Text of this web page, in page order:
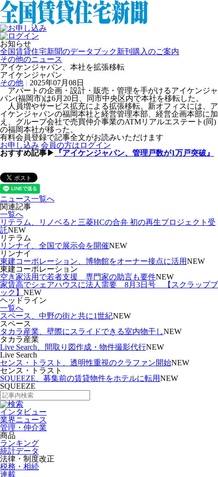
お知らせ
全国賃貸住宅新聞のデータブック新刊購入のご案内
その他のニュース
アイケンジャパン、本社を拡張移転
アイケンジャパン
その他 | 2025年07月08日
アパートの企画・設計・販売・管理を手がけるアイケンジャ
パン(福岡市)は6月20日、同市中央区内で本社を移転した。
人員増やサービス拡充による拡張移転。新オフィスには、ア
イケンジャパンの福岡本社と経営管理本部、経営企画本部に加
え、グループ会社で売買仲介事業のATMリアルエステート(同)
の福岡本社が移った。
有料会員登録で記事全文がお読みいただけます
お申し込み 会員の方はログイン
おすすめ記事▶
『アイケンジャパン、管理戸数が1万戸突破』
ニュース一覧へ
関連記事
一覧へ
リテラム、リノベると三菱HCの合弁 初の再生プロジェクト受
託NEW
リテラム
リンナイ、全国で展示会を開催NEW
リンナイ
東建コーポレーション、博物館をオーナー接点に活用NEW
東建コーポレーション
空き家活用で若者支援 専門家の助言も要件NEW
家賃高でシェアハウスに法人需要 8月3日号 【スクラップブ
ック】 NEW
ヘッドライン
一覧へ
スペース、中野の街と共に1世紀NEW
スペース
タカラ産業、壁際にスライドできる室内物干しNEW
タカラ産業
Live Search、間取り図作成・物件撮影代行NEW
Live Search
センス・トラスト、透明性重視のクラファン開始NEW
センス・トラスト
SQUEEZE、募集前の賃貸物件をホテルに転用NEW
SQUEEZE
インタビュー
業界ニュース
管理・仲介業
商品
ランキング
統計データ
法律・制度改正
税務・相続
連載